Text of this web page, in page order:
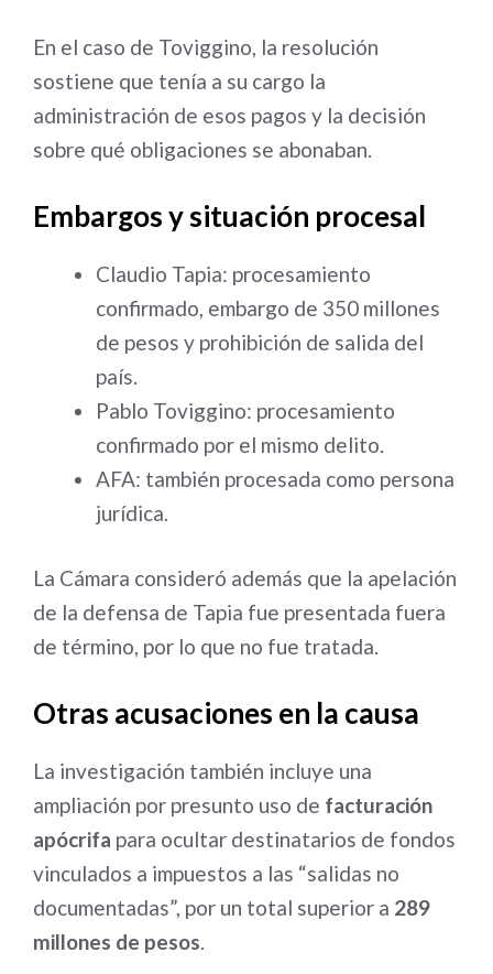
En el caso de Toviggino, la resolución
sostiene que tenía a su cargo la
administración de esos pagos y la decisión
sobre qué obligaciones se abonaban.
Embargos y situación procesal
Claudio Tapia: procesamiento
confirmado, embargo de 350 millones
de pesos y prohibición de salida del
país.
Pablo Toviggino: procesamiento
confirmado por el mismo delito.
AFA: también procesada como persona
jurídica.
La Cámara consideró además que la apelación
de la defensa de Tapia fue presentada fuera
de término, por lo que no fue tratada.
Otras acusaciones en la causa
La investigación también incluye una
ampliación por presunto uso de facturación
apócrifa para ocultar destinatarios de fondos
vinculados a impuestos a las “salidas no
documentadas”, por un total superior a 289
millones de pesos